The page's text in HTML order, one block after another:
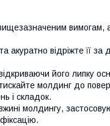
вимогам,
акуратно відріжте її
його липку
молдинг до
і складок.
молдингу,